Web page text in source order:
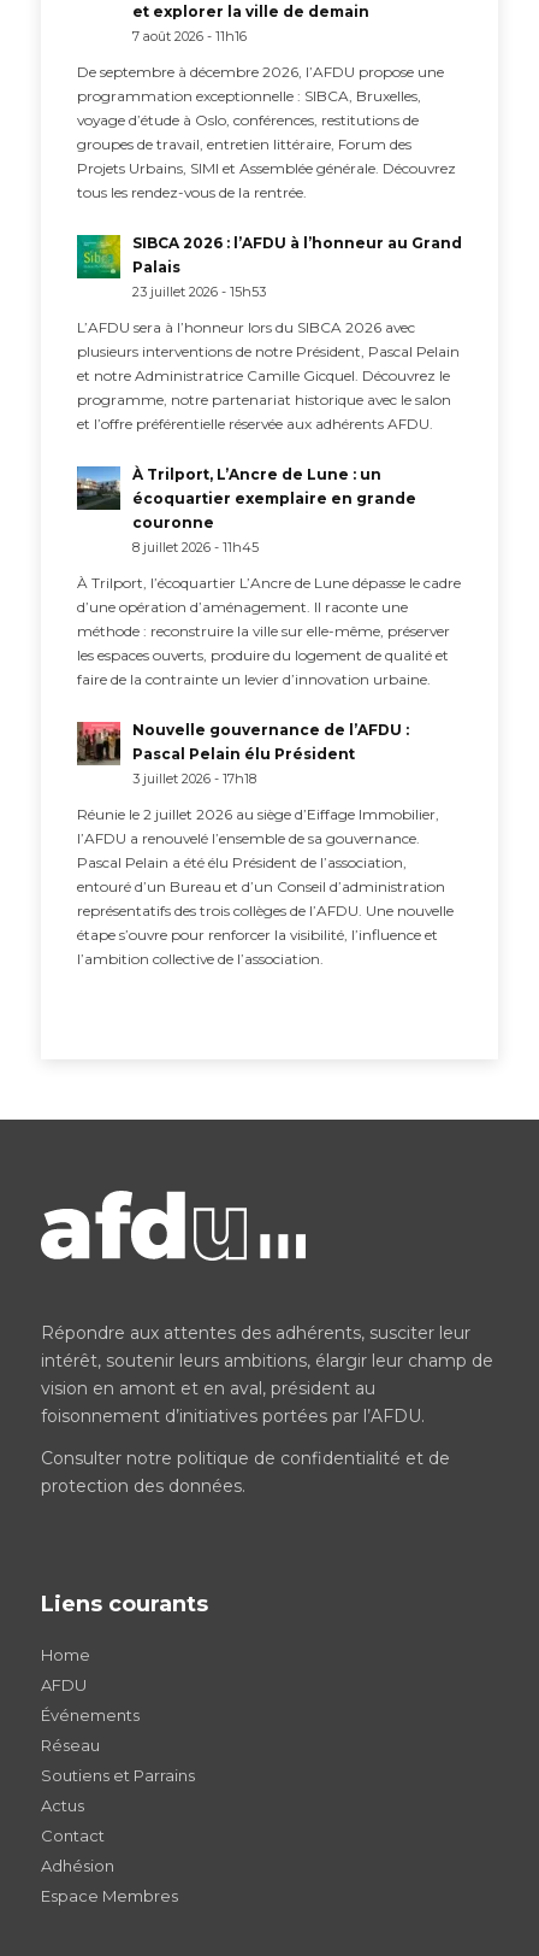
et explorer la ville de demain
7 août 2026 - 11h16
De septembre à décembre 2026, l’AFDU propose une
programmation exceptionnelle : SIBCA, Bruxelles,
voyage d’étude à Oslo, conférences, restitutions de
groupes de travail, entretien littéraire, Forum des
Projets Urbains, SIMI et Assemblée générale. Découvrez
tous les rendez-vous de la rentrée.
SIBCA 2026 : l’AFDU à l’honneur au Grand
Palais
23 juillet 2026 - 15h53
L’AFDU sera à l’honneur lors du SIBCA 2026 avec
plusieurs interventions de notre Président, Pascal Pelain
et notre Administratrice Camille Gicquel. Découvrez le
programme, notre partenariat historique avec le salon
et l’offre préférentielle réservée aux adhérents AFDU.
À Trilport, L’Ancre de Lune : un
écoquartier exemplaire en grande
couronne
8 juillet 2026 - 11h45
À Trilport, l’écoquartier L’Ancre de Lune dépasse le cadre
d’une opération d’aménagement. Il raconte une
méthode : reconstruire la ville sur elle-même, préserver
les espaces ouverts, produire du logement de qualité et
faire de la contrainte un levier d’innovation urbaine.
Nouvelle gouvernance de l’AFDU :
Pascal Pelain élu Président
3 juillet 2026 - 17h18
Réunie le 2 juillet 2026 au siège d’Eiffage Immobilier,
l’AFDU a renouvelé l’ensemble de sa gouvernance.
Pascal Pelain a été élu Président de l’association,
entouré d’un Bureau et d’un Conseil d’administration
représentatifs des trois collèges de l’AFDU. Une nouvelle
étape s’ouvre pour renforcer la visibilité, l’influence et
l’ambition collective de l’association.
Répondre aux attentes des adhérents, susciter leur
intérêt, soutenir leurs ambitions, élargir leur champ de
vision en amont et en aval, président au
foisonnement d’initiatives portées par l’AFDU.
Consulter notre politique de confidentialité et de
protection des données.
Liens courants
Home
AFDU
Événements
Réseau
Soutiens et Parrains
Actus
Contact
Adhésion
Espace Membres